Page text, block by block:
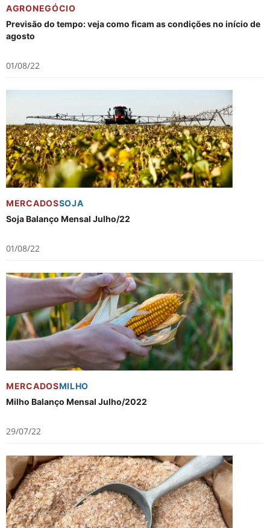
AGRONEGÓCIO
Previsão do tempo: veja como ficam as condições no início de
agosto
01/08/22
MERCADOSSOJA
Soja Balanço Mensal Julho/22
01/08/22
MERCADOSMILHO
Milho Balanço Mensal Julho/2022
29/07/22